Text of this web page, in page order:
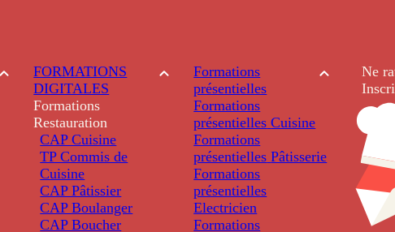
FORMATIONS
DIGITALES
Formations
Restauration
CAP Cuisine
TP Commis de
Cuisine
CAP Pâtissier
CAP Boulanger
CAP Boucher
Formations
présentielles
Formations
présentielles Cuisine
Formations
présentielles Pâtisserie
Formations
présentielles
Electricien
Formations
Ne